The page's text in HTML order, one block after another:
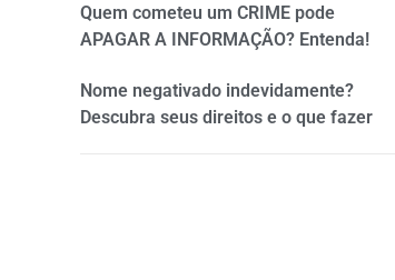
Quem cometeu um CRIME pode
APAGAR A INFORMAÇÃO? Entenda!
Nome negativado indevidamente?
Descubra seus direitos e o que fazer